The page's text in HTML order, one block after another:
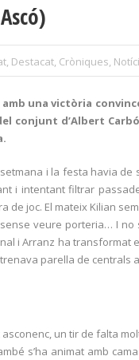
Destacat Cròniques
una victòria
d’Albert
i la festa havia
i intentant filtrar
de joc. El mateix Kilian
veure porteria… I
i Arranz ha
parella de centrals
un tir de falta
s’ha animat amb